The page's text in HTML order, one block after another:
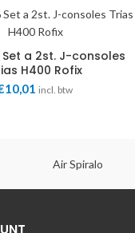
Set a 2st. J-consoles
H400 Rofix
10,01 incl. btw
Air Spiralo